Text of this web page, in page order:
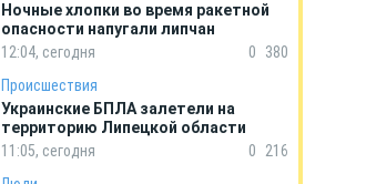
Ночные хлопки во время ракетной
опасности напугали липчан
12:04, сегодня
0
380
Происшествия
Украинские БПЛА залетели на
территорию Липецкой области
11:05, сегодня
0
216